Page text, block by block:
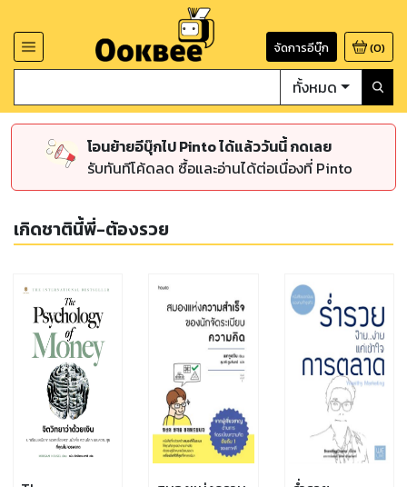
จัดการอีบุ๊ก (0)
ทั้งหมด
โอนย้ายอีบุ๊กไป Pinto ได้แล้ววันนี้ กดเลย
รับทันทีโค้ดลด ซื้อและอ่านได้ต่อเนื่องที่ Pinto
เกิดชาตินี้พี่-ต้องรวย